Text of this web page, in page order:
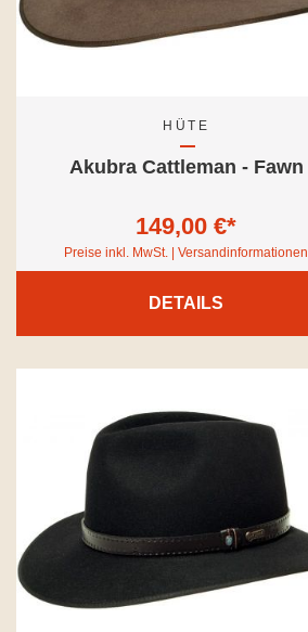
HÜTE
Akubra Cattleman - Fawn
149,00 €*
Preise inkl. MwSt. | Versandinformationen
DETAILS